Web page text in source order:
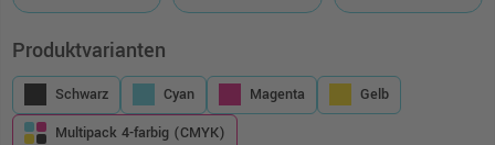
Produktvarianten
Schwarz Cyan Magenta
Gelb
Multipack 4-farbig (CMYK)